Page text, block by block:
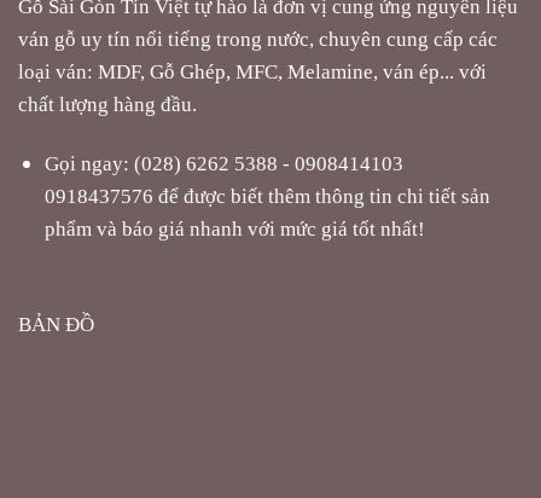
ván gỗ uy tín nổi tiếng trong nước, chuyên cung cấp các
loại ván: MDF, Gỗ Ghép, MFC, Melamine, ván ép... với
chất lượng hàng đầu.
Gọi ngay: (028) 6262 5388 - 0908414103
0918437576 để được biết thêm thông tin chi tiết sản
phẩm và báo giá nhanh với mức giá tốt nhất!
BẢN ĐỒ